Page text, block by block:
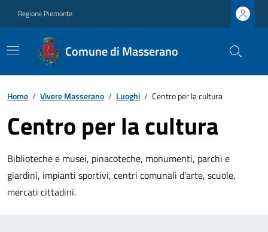
Regione Piemonte
Comune di Masserano
Home / Vivere Masserano / Luoghi / Centro per la cultura
Centro per la cultura
Biblioteche e musei, pinacoteche, monumenti, parchi e
giardini, impianti sportivi, centri comunali d'arte, scuole,
mercati cittadini.